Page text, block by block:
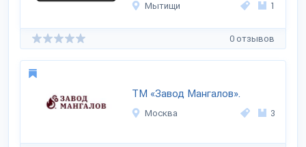
Мытищи 1
0 отзывов
ТМ «Завод Мангалов».
Москва 3